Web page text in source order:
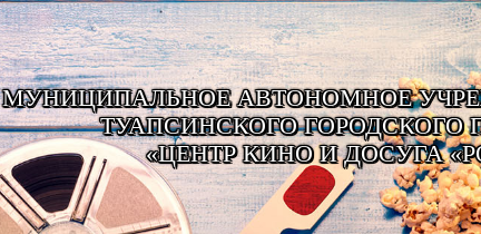
МУНИЦИПАЛЬНОЕ АВТОНОМНОЕ
ТУАПСИНСКОГО ГОРОДСКОГО
«ЦЕНТР КИНО И ДОСУГА